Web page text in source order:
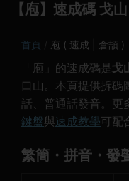
【庖】速成碼 戈
首頁 庖 ( 速成 | 倉頡 )
「庖」的速成碼是 戈
口山。本頁提供拆碼
話、普通話發音。更
鍵盤與速成教學可配
繁簡・拼音・發